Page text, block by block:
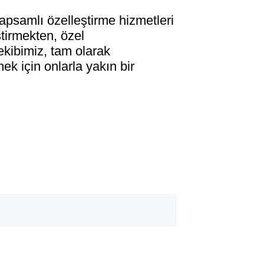
özelleştirme hizmetleri
özel
tam olarak
için onlarla yakın bir